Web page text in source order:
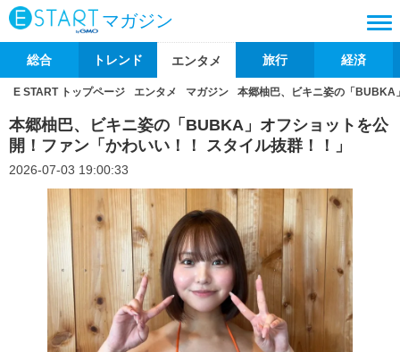
マガジン
総合 トレンド エンタメ 旅行 経済
E START トップページ エンタメ マガジン 本郷柚巴、ビキニ姿の「BUBKA
本郷柚巴、ビキニ姿の「BUBKA」オフショットを公
開！ファン「かわいい！！ スタイル抜群！！」
2026-07-03 19:00:33